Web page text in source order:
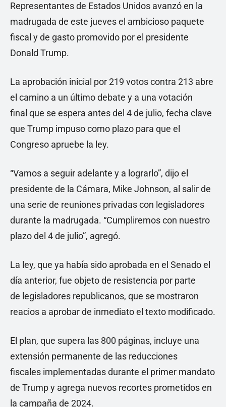
Representantes de Estados Unidos avanzó en la
madrugada de este jueves el ambicioso paquete
fiscal y de gasto promovido por el presidente
Donald Trump.
La aprobación inicial por 219 votos contra 213 abre
el camino a un último debate y a una votación
final que se espera antes del 4 de julio, fecha clave
que Trump impuso como plazo para que el
Congreso apruebe la ley.
“Vamos a seguir adelante y a lograrlo”, dijo el
presidente de la Cámara, Mike Johnson, al salir de
una serie de reuniones privadas con legisladores
durante la madrugada. “Cumpliremos con nuestro
plazo del 4 de julio”, agregó.
La ley, que ya había sido aprobada en el Senado el
día anterior, fue objeto de resistencia por parte
de legisladores republicanos, que se mostraron
reacios a aprobar de inmediato el texto modificado.
El plan, que supera las 800 páginas, incluye una
extensión permanente de las reducciones
fiscales implementadas durante el primer mandato
de Trump y agrega nuevos recortes prometidos en
la campaña de 2024.